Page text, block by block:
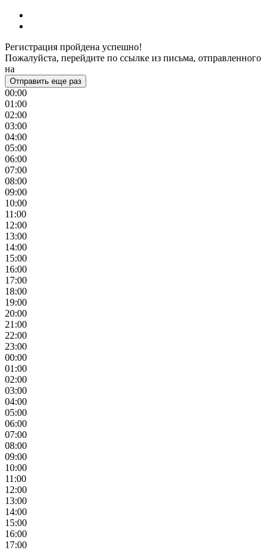
Регистрация пройдена успешно!
Пожалуйста, перейдите по ссылке из письма, отправленного
на
Отправить еще раз
00:00
01:00
02:00
03:00
04:00
05:00
06:00
07:00
08:00
09:00
10:00
11:00
12:00
13:00
14:00
15:00
16:00
17:00
18:00
19:00
20:00
21:00
22:00
23:00
00:00
01:00
02:00
03:00
04:00
05:00
06:00
07:00
08:00
09:00
10:00
11:00
12:00
13:00
14:00
15:00
16:00
17:00